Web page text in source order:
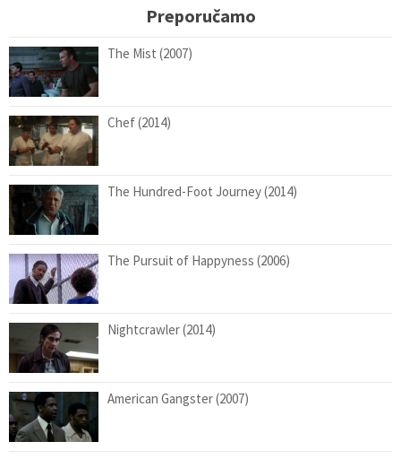
Preporučamo
The Mist (2007)
Chef (2014)
The Hundred-Foot Journey (2014)
The Pursuit of Happyness (2006)
Nightcrawler (2014)
American Gangster (2007)